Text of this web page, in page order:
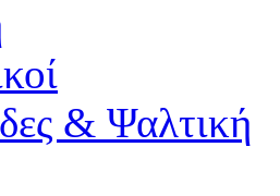
& Ψαλτική